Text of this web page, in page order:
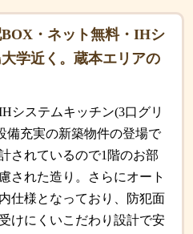
BOX・ネット無料・IHシ
学近く。蔵本エリアの
システムキッチン(3口グリ
備充実の新築物件の登場で
されているので1階のお部
された造り。さらにオート
仕様となっており、防犯面
けにくいこだわり設計で安